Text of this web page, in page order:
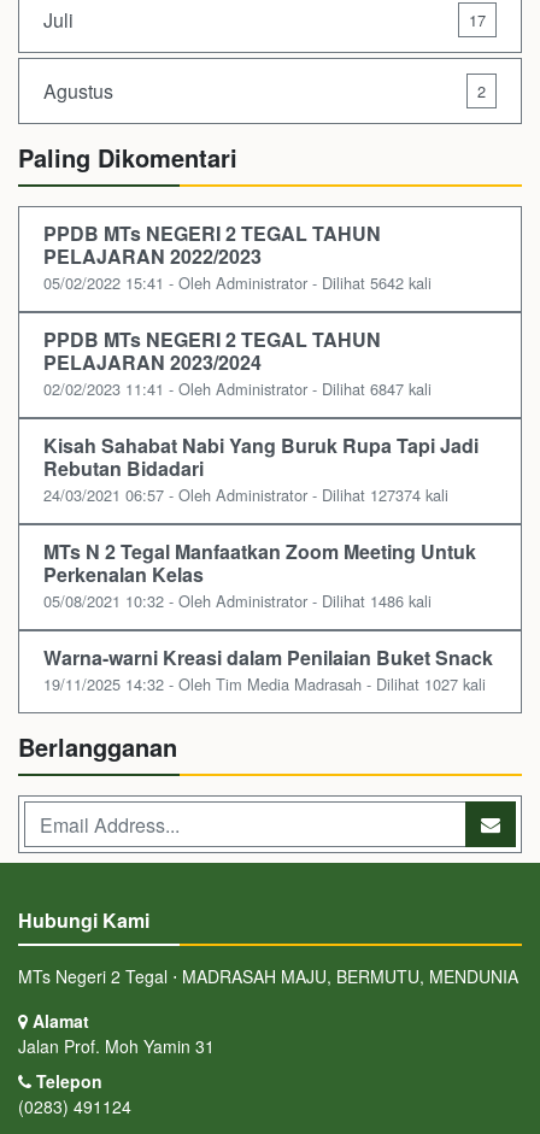
Juli 17
Agustus 2
Paling Dikomentari
PPDB MTs NEGERI 2 TEGAL TAHUN
PELAJARAN 2022/2023
05/02/2022 15:41 - Oleh Administrator - Dilihat 5642 kali
PPDB MTs NEGERI 2 TEGAL TAHUN
PELAJARAN 2023/2024
02/02/2023 11:41 - Oleh Administrator - Dilihat 6847 kali
Kisah Sahabat Nabi Yang Buruk Rupa Tapi Jadi
Rebutan Bidadari
24/03/2021 06:57 - Oleh Administrator - Dilihat 127374 kali
MTs N 2 Tegal Manfaatkan Zoom Meeting Untuk
Perkenalan Kelas
05/08/2021 10:32 - Oleh Administrator - Dilihat 1486 kali
Warna-warni Kreasi dalam Penilaian Buket Snack
19/11/2025 14:32 - Oleh Tim Media Madrasah - Dilihat 1027 kali
Berlangganan
Hubungi Kami
MTs Negeri 2 Tegal ⋅ MADRASAH MAJU, BERMUTU, MENDUNIA
Alamat
Jalan Prof. Moh Yamin 31
Telepon
(0283) 491124